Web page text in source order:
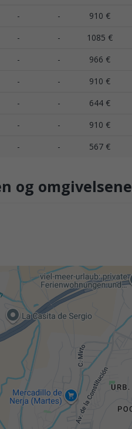
- - 910 €
- - 1085 €
- - 966 €
- - 910 €
- - 644 €
- - 910 €
- - 567 €
og omgivelsene